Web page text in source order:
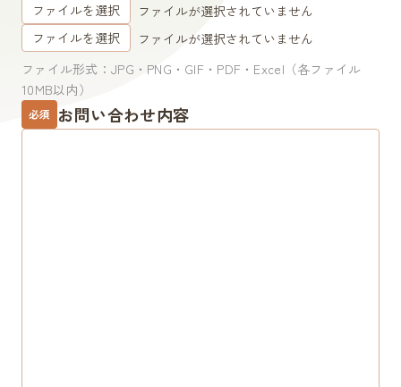
100%
ファイルを選択
ファイルが選択されていません
ファイルを選択
ファイルが選択されていません
ファイル形式：JPG・PNG・GIF・PDF・Excel（各ファイル
10MB以内）
必須 お問い合わせ内容